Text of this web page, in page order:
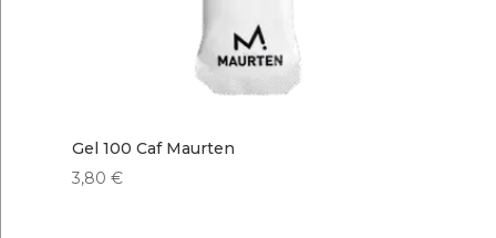
Gel 100 Caf Maurten
3,80 €